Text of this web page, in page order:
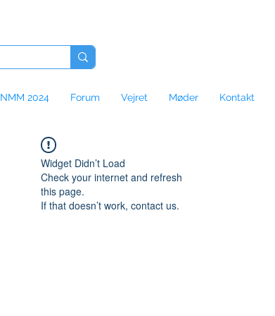
NMM 2024 Forum Vejret Møder Kontakt
Widget Didn’t Load
Check your internet and refresh
this page.
If that doesn’t work, contact us.